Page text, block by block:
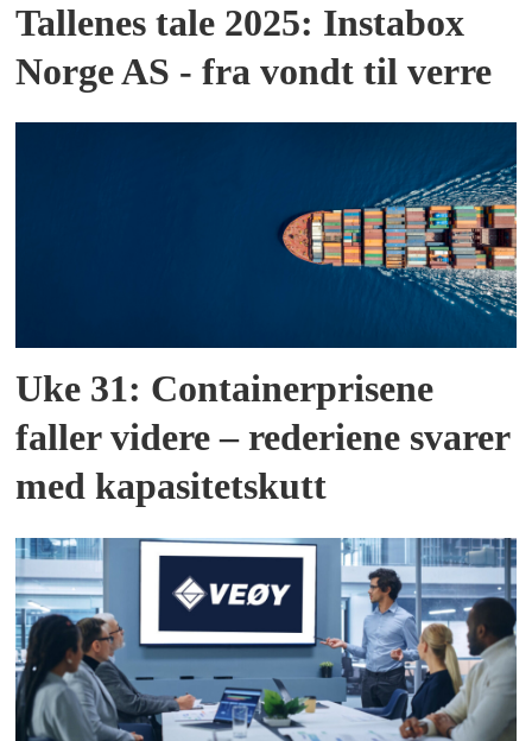
Tallenes tale 2025: Instabox
Norge AS - fra vondt til verre
Uke 31: Containerprisene
faller videre – rederiene svarer
med kapasitetskutt